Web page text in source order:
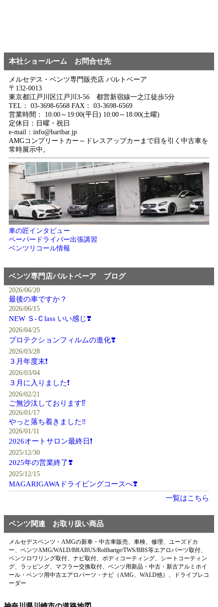
本社ショールーム お問合せ先
メルセデス・ベンツ専門販売店 バルトベーア
〒132-0013
東京都江戸川区江戸川3-56 都営新宿線一之江徒歩5分
TEL： 03-3698-6568 FAX： 03-3698-6569
営業時間： 10:00～19:00(平日) 10:00～18:00(土曜)
定休日：日曜・祝日
e-mail：info@bartbar.jp
AMGコンプリートカー～ドレスアップカーまで目を引く中古車を
常時展示中。
車の匠インタビュー
ペーパードライバー出張講習
ベンツリコール情報
ベンツ専門店バルトベーア ブログ
2026/06/20
最後の車ですか？
2026/06/15
NEW Ｓ-Ｃlass いい感じ❣️
2026/04/25
プロテクションフィルムの進化❣️
2026/03/28
３月年度末❗️
2026/03/04
３月に入りました❗️
2026/02/21
ご無沙汰しております⁉️
2026/01/17
やっと落ち着きました‼️
2026/01/11
2026オートサロン最終日❗️
2025/12/30
2025年の営業終了❣️
2025/12/15
MAGARIGAWAドライビングコースへ❣️
一覧はこちら
ベンツ関連 お取り扱い商品
メルセデスベンツ・AMGの新車・中古車販売、車検、修理、ユーズドカ
ー、ベンツAMG/WALD/BRABUS/Rolfhartge/TWS/BBS等エアロパーツ取付、
ベンツロワリング取付、ナビ取付、ボディコーティング、シートコーティン
グ、ラッピング、マフラー交換取付、ベンツ用新品・中古・新古アルミホイ
ール・ベンツ用中古エアロパーツ・ナビ（AMG、WALD他）、ドライブレコ
ーダー